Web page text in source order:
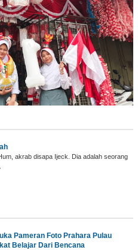
akrab disapa Ijeck. Dia adalah seorang
Pameran Foto Prahara Pulau
Belajar Dari Bencana